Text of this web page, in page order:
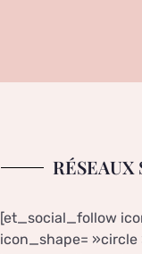
RÉSEAUX
[et_social_follow
icon_shape= »circle